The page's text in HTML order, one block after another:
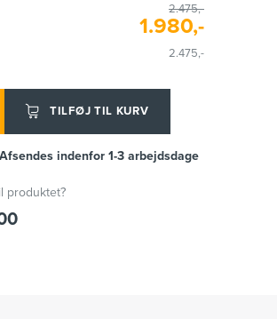
2.475,-
1.980,-
2.475,-
TILFØJ TIL KURV
indenfor 1-3 arbejdsdage
produktet?